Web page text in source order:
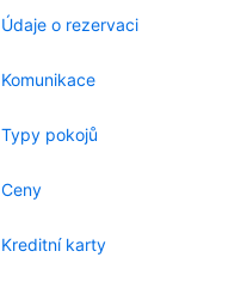
Údaje o rezervaci
Komunikace
Typy pokojů
Ceny
Kreditní karty